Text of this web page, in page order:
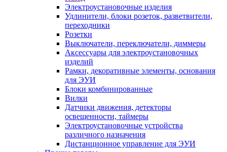
Электроустановочные изделия
Удлинители, блоки розеток, разветвители,
переходники
Розетки
Выключатели, переключатели, диммеры
Аксессуары для электроустановочных
изделий
Рамки, декоративные элементы, основания
для ЭУИ
Блоки комбинированные
Вилки
Датчики движения, детекторы
освещенности, таймеры
Электроустановочные устройства
различного назначения
Дистанционное управление для ЭУИ